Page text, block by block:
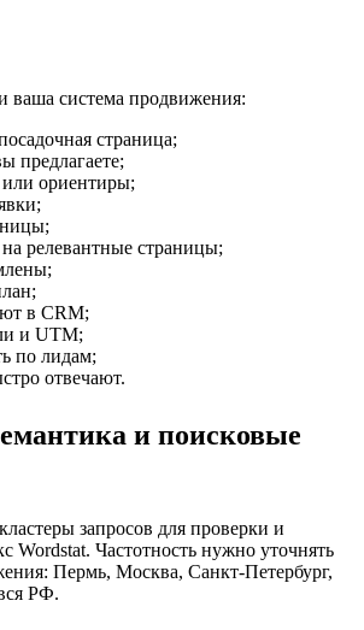
ваша система продвижения:
страница;
предлагаете;
ориентиры;
на релевантные страницы;
в CRM;
и UTM;
по лидам;
отвечают.
и поисковые
запросов для проверки и
Wordstat. Частотность нужно уточнять
Пермь, Москва, Санкт-Петербург,
РФ.